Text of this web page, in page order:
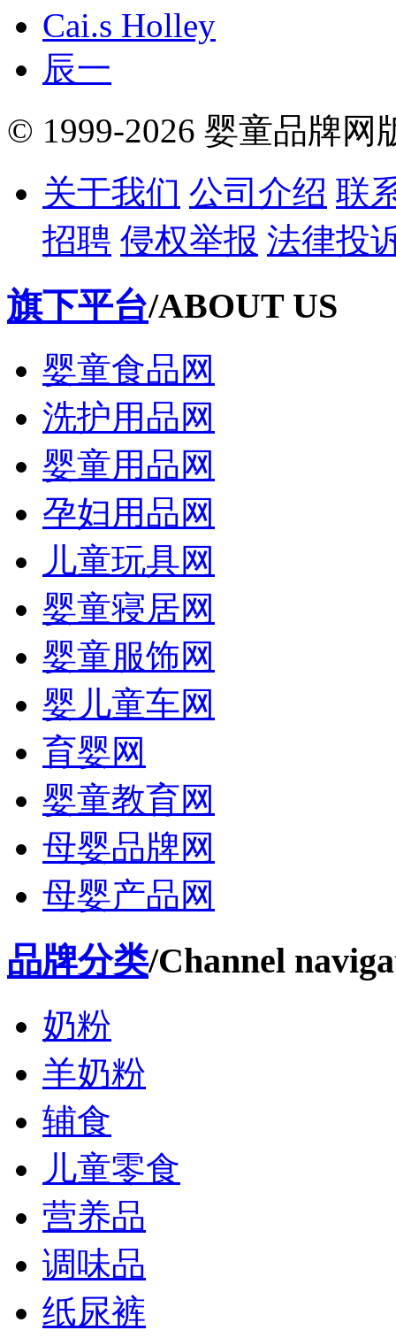
Cai.s Holley
辰一
© 1999-2026 婴童品牌网
关于我们 公司介绍 联
招聘 侵权举报 法律投
旗下平台/ABOUT US
婴童食品网
洗护用品网
婴童用品网
孕妇用品网
儿童玩具网
婴童寝居网
婴童服饰网
婴儿童车网
育婴网
婴童教育网
母婴品牌网
母婴产品网
品牌分类/Channel
奶粉
羊奶粉
辅食
儿童零食
营养品
调味品
纸尿裤